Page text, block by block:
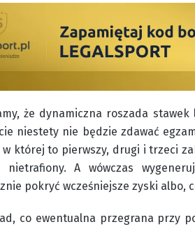
że dynamiczna roszada
niestety nie będzie zdawać
w której to pierwszy, drugi i trzeci
nietrafiony. A wówczas
pokryć wcześniejsze zyski albo,
co ewentualna przegrana przy